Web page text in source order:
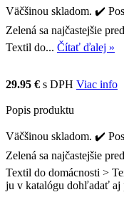
Väčšinou skladom. ✔️
Zelená sa najčastejšie
Textil do... Čítať ďalej »
29.95 € s DPH Viac info
Popis produktu
Väčšinou skladom. ✔️
Zelená sa najčastejšie
Textil do domácnosti >
ju v katalógu dohľadať